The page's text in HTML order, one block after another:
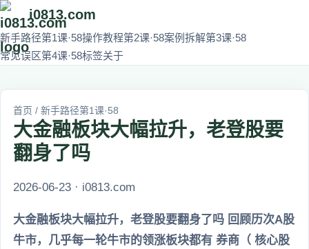
i0813.com
新手路径第1课·58操作教程第2课·58案例拆解第3课·58
常见误区第4课·58标签关于
首页 / 新手路径第1课·58
大金融板块大幅拉升，老登股要
翻身了吗
2026-06-23 · i0813.com
大金融板块大幅拉升，老登股要翻身了吗 回顾历次A股
牛市，几乎每一轮牛市的领涨板块都有 券商（ 核心股